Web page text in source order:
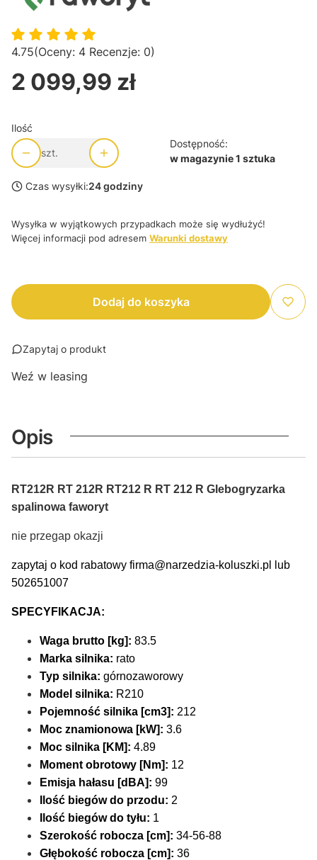
4.75(Oceny: 4 Recenzje: 0)
Cena
2 099,99 zł
Ilość
szt.
Dostępność:
w magazynie 1 sztuka
Czas wysyłki:24 godziny
Wysyłka w wyjątkowych przypadkach może się wydłużyć!
Więcej informacji pod adresem Warunki dostawy
Dodaj do koszyka
Zapytaj o produkt
Weź w leasing
Opis
RT212R RT 212R RT212 R RT 212 R Glebogryzarka
spalinowa faworyt
nie przegap okazji
zapytaj o kod rabatowy firma@narzedzia-koluszki.pl lub
502651007
SPECYFIKACJA:
Waga brutto [kg]: 83.5
Marka silnika: rato
Typ silnika: górnozaworowy
Model silnika: R210
Pojemność silnika [cm3]: 212
Moc znamionowa [kW]: 3.6
Moc silnika [KM]: 4.89
Moment obrotowy [Nm]: 12
Emisja hałasu [dBA]: 99
Ilość biegów do przodu: 2
Ilość biegów do tyłu: 1
Szerokość robocza [cm]: 34-56-88
Głębokość robocza [cm]: 36